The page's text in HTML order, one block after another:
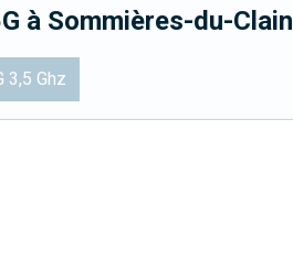
à Sommières-du-Clain
3,5 Ghz